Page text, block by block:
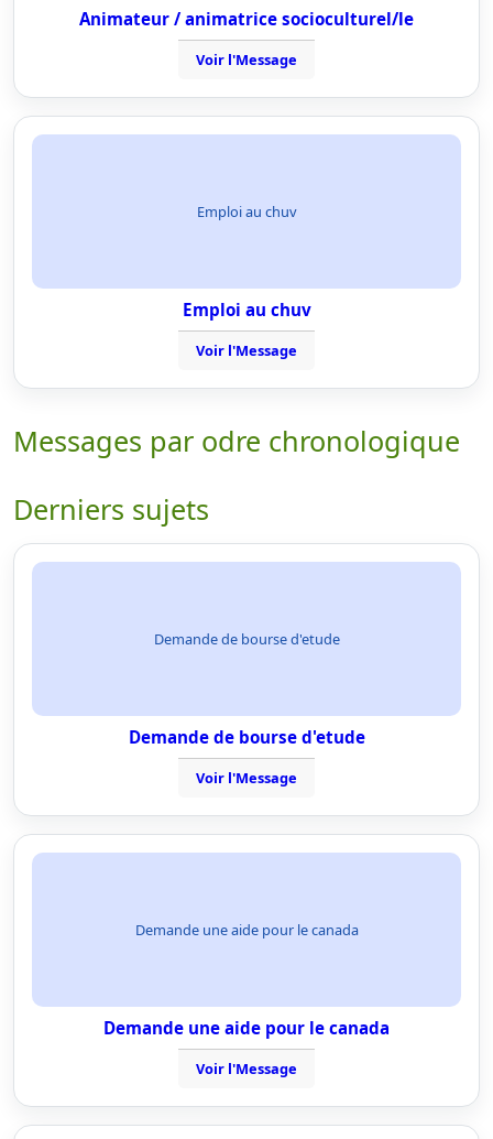
Animateur / animatrice socioculturel/le
Voir l'Message
Emploi au chuv
Emploi au chuv
Voir l'Message
Messages par odre chronologique
Derniers sujets
Demande de bourse d'etude
Demande de bourse d'etude
Voir l'Message
Demande une aide pour le canada
Demande une aide pour le canada
Voir l'Message